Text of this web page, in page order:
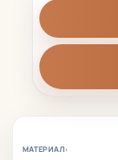
МАТЕРИАЛ: